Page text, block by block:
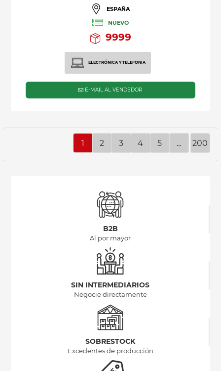
ESPAÑA
NUEVO
9999
ELECTRÓNICA Y TELEFONIA
E-MAIL AL VENDEDOR
1 2 3 4 5 ... 200
B2B
Al por mayor
SIN INTERMEDIARIOS
Negocie directamente
SOBRESTOCK
Excedentes de producción